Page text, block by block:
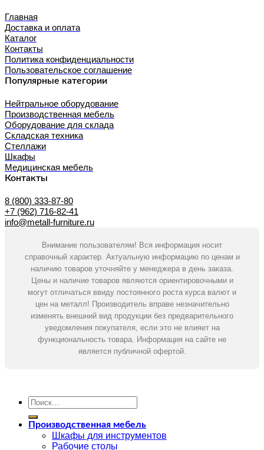
Главная
Доставка и оплата
Каталог
Контакты
Политика конфиденциальности
Пользовательское соглашение
Популярные категории
Нейтральное оборудование
Производственная мебель
Оборудование для склада
Складская техника
Стеллажи
Шкафы
Медицинская мебель
Контакты
8 (800) 333-87-80
+7 (962) 716-82-41
info@metall-furniture.ru
Внимание пользователям! Вся информация носит
справочный характер. Актуальную информацию по ценам и
наличию товаров уточняйте у менеджера в день заказа.
Цены и наличие товаров являются ориентировочными и
могут отличаться ввиду постоянного роста курса валют и
цен на металл! Производитель вправе незначительно
изменять внешний вид продукции без предварительного
уведомления покупателя, если это не влияет на
функциональность товара. Информация на сайте не
является публичной офертой.
Искать:
Производственная мебель
Шкафы для инструментов
Рабочие столы